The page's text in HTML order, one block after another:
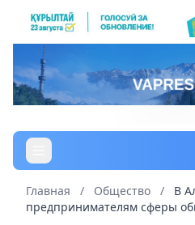
Главная / Общество /
В
предпринимателям сферы